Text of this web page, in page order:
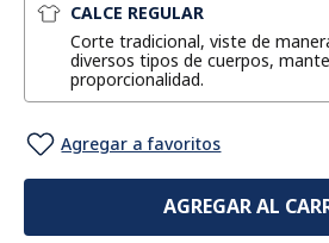
CALCE REGULAR
Corte tradicional, viste de
diversos tipos de cuerpos,
proporcionalidad.
AGREGAR AL